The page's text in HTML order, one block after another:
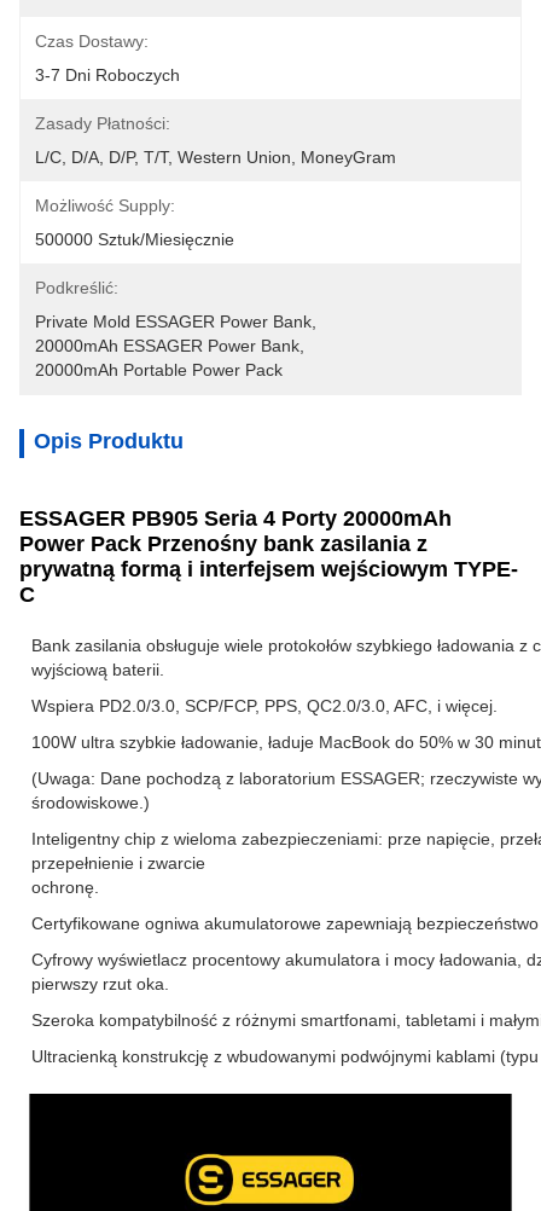
Czas Dostawy:
3-7 Dni Roboczych
Zasady Płatności:
L/C, D/A, D/P, T/T, Western Union, MoneyGram
Możliwość Supply:
500000 Sztuk/miesięcznie
Podkreślić:
Private Mold ESSAGER Power Bank
20000mAh ESSAGER Power Bank
20000mAh Portable Power Pack
Opis Produktu
ESSAGER PB905 Seria 4 Porty 20000mAh
Power Pack Przenośny bank zasilania z
prywatną formą i interfejsem wejściowym TYPE-
C
Bank zasilania obsługuje wiele protokołów szybkiego ładowania
wyjściową baterii.
Wspiera PD2.0/3.0, SCP/FCP, PPS, QC2.0/3.0, AFC, i więcej.
100W ultra szybkie ładowanie, ładuje MacBook do 50% w 30
(Uwaga: Dane pochodzą z laboratorium ESSAGER; rzeczywiste
środowiskowe.)
Inteligentny chip z wieloma zabezpieczeniami: prze napięcie,
przepełnienie i zwarcie
ochronę.
Certyfikowane ogniwa akumulatorowe zapewniają
Cyfrowy wyświetlacz procentowy akumulatora i mocy ładowania,
pierwszy rzut oka.
Szeroka kompatybilność z różnymi smartfonami, tabletami i
Ultracienką konstrukcję z wbudowanymi podwójnymi kablami